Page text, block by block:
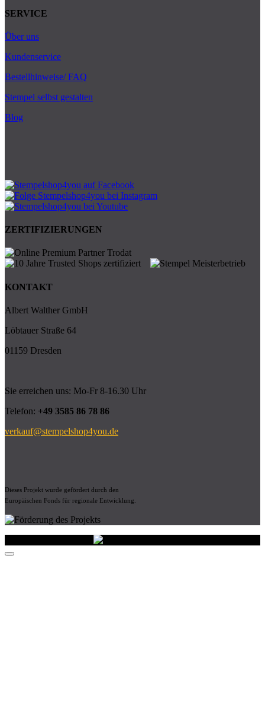
SERVICE
Über uns
Kundenservice
Bestellhinweise/ FAQ
Stempel selbst gestalten
Blog
ZERTIFIZIERUNGEN
KONTAKT
Albert Walther GmbH
Löbtauer Straße 64
01159 Dresden
Sie erreichen uns: Mo-Fr 8-16.30 Uhr
Telefon: +49 3585 86 78 86
verkauf@stempelshop4you.de
Dieses Projekt wurde gefördert durch den
Europäischen Fonds für regionale Entwicklung.